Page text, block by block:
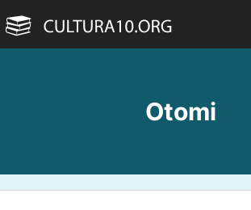
Saltar
al
Otomi